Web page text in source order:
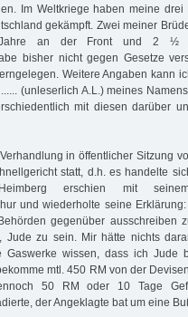
Im Weltkriege haben meine
gekämpft. Zwei meiner
an der Front und 2 ½
bisher nicht gegen Gesetze
Weitere Angaben kann
(unleserlich A.L.) meines
mit diesen darüber
in öffentlicher Sitzung
statt, d.h. es handelte
erschien mit
und wiederholte seine
gegenüber ausschreiben
Jude zu sein. Mir hätte nichts
Gaswerke wissen, dass ich Jude
mtl. 450 RM von der
50 RM oder 10 Tage
der Angeklagte bat um eine